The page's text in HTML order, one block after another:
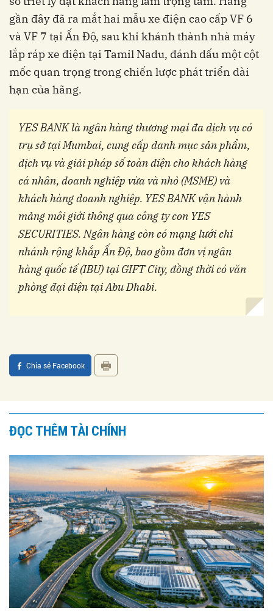
gần đây đã ra mắt hai mẫu xe điện cao cấp VF 6
và VF 7 tại Ấn Độ, sau khi khánh thành nhà máy
lắp ráp xe điện tại Tamil Nadu, đánh dấu một cột
mốc quan trọng trong chiến lược phát triển dài
hạn của hãng.
YES BANK là ngân hàng thương mại đa dịch vụ có
trụ sở tại Mumbai, cung cấp danh mục sản phẩm,
dịch vụ và giải pháp số toàn diện cho khách hàng
cá nhân, doanh nghiệp vừa và nhỏ (MSME) và
khách hàng doanh nghiệp. YES BANK vận hành
mảng môi giới thông qua công ty con YES
SECURITIES. Ngân hàng còn có mạng lưới chi
nhánh rộng khắp Ấn Độ, bao gồm đơn vị ngân
hàng quốc tế (IBU) tại GIFT City, đồng thời có văn
phòng đại diện tại Abu Dhabi.
Chia sẻ Facebook
ĐỌC THÊM TÀI CHÍNH